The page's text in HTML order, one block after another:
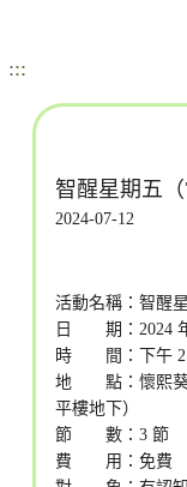
:::
智醒星期五（
2024-07-12
活動名稱：智醒
日 期：2024 年
時 間：下午
地 點：懷熙葵
平樓地下）
節 數：3 節
費 用：免費